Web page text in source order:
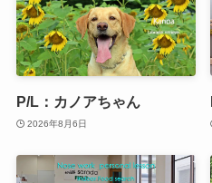
P/L：カノアちゃん
2026年8月6日